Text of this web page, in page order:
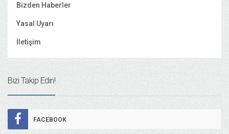
Bizden Haberler
Yasal Uyarı
İletişim
Bizi Takip Edin!
FACEBOOK